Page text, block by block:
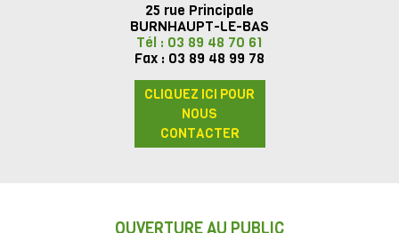
25 rue Principale
BURNHAUPT-LE-BAS
Tél : 03 89 48 70 61
Fax : 03 89 48 99 78
CLIQUEZ ICI POUR
NOUS
CONTACTER
OUVERTURE AU PUBLIC